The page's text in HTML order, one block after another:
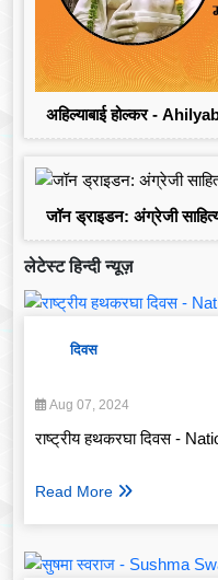
अहिल्याबाई होल्कर -
जॉन ड्राइडन: अंग्रेजी
लेटेस्ट हिन्दी न्यूज़
दिवस
Aug 07, 2024
राष्ट्रीय हथकरघा दिवस -
Read More